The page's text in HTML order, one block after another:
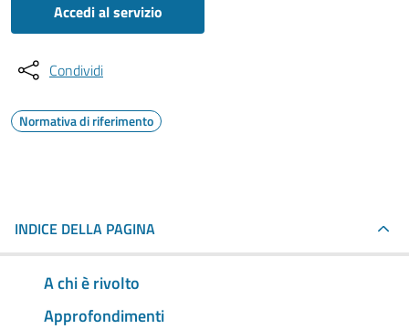
Accedi al servizio
Condividi
Normativa di riferimento
INDICE DELLA PAGINA
A chi è rivolto
Approfondimenti